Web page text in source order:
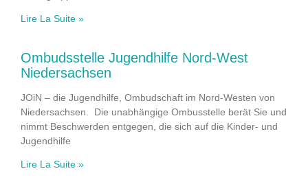
Lire La Suite »
Ombudsstelle Jugendhilfe Nord-West
Niedersachsen
JOiN – die Jugendhilfe, Ombudschaft im Nord-Westen von
Niedersachsen. Die unabhängige Ombusstelle berät Sie und
nimmt Beschwerden entgegen, die sich auf die Kinder- und
Jugendhilfe
Lire La Suite »